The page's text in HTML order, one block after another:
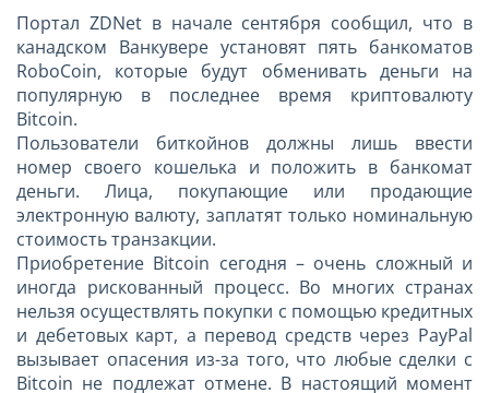
Портал ZDNet в начале сентября сообщил, что в
канадском Ванкувере установят пять банкоматов
RoboCoin, которые будут обменивать деньги на
популярную в последнее время криптовалюту
Bitcoin.
Пользователи биткойнов должны лишь ввести
номер своего кошелька и положить в банкомат
деньги. Лица, покупающие или продающие
электронную валюту, заплатят только номинальную
стоимость транзакции.
Приобретение Bitcoin сегодня – очень сложный и
иногда рискованный процесс. Во многих странах
нельзя осуществлять покупки с помощью кредитных
и дебетовых карт, а перевод средств через PayPal
вызывает опасения из-за того, что любые сделки с
Bitcoin не подлежат отмене. В настоящий момент